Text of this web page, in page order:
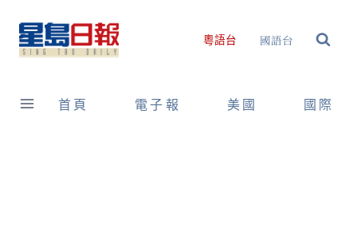
content
粵語台 國語台
首頁 電子報 美國 國際